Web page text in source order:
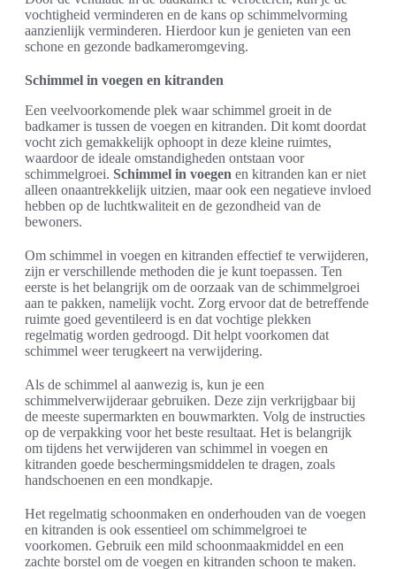
vochtigheid verminderen en de kans op schimmelvorming
aanzienlijk verminderen. Hierdoor kun je genieten van een
schone en gezonde badkameromgeving.
Schimmel in voegen en kitranden
Een veelvoorkomende plek waar schimmel groeit in de
badkamer is tussen de voegen en kitranden. Dit komt doordat
vocht zich gemakkelijk ophoopt in deze kleine ruimtes,
waardoor de ideale omstandigheden ontstaan voor
schimmelgroei. Schimmel in voegen en kitranden kan er niet
alleen onaantrekkelijk uitzien, maar ook een negatieve invloed
hebben op de luchtkwaliteit en de gezondheid van de
bewoners.
Om schimmel in voegen en kitranden effectief te verwijderen,
zijn er verschillende methoden die je kunt toepassen. Ten
eerste is het belangrijk om de oorzaak van de schimmelgroei
aan te pakken, namelijk vocht. Zorg ervoor dat de betreffende
ruimte goed geventileerd is en dat vochtige plekken
regelmatig worden gedroogd. Dit helpt voorkomen dat
schimmel weer terugkeert na verwijdering.
Als de schimmel al aanwezig is, kun je een
schimmelverwijderaar gebruiken. Deze zijn verkrijgbaar bij
de meeste supermarkten en bouwmarkten. Volg de instructies
op de verpakking voor het beste resultaat. Het is belangrijk
om tijdens het verwijderen van schimmel in voegen en
kitranden goede beschermingsmiddelen te dragen, zoals
handschoenen en een mondkapje.
Het regelmatig schoonmaken en onderhouden van de voegen
en kitranden is ook essentieel om schimmelgroei te
voorkomen. Gebruik een mild schoonmaakmiddel en een
zachte borstel om de voegen en kitranden schoon te maken.